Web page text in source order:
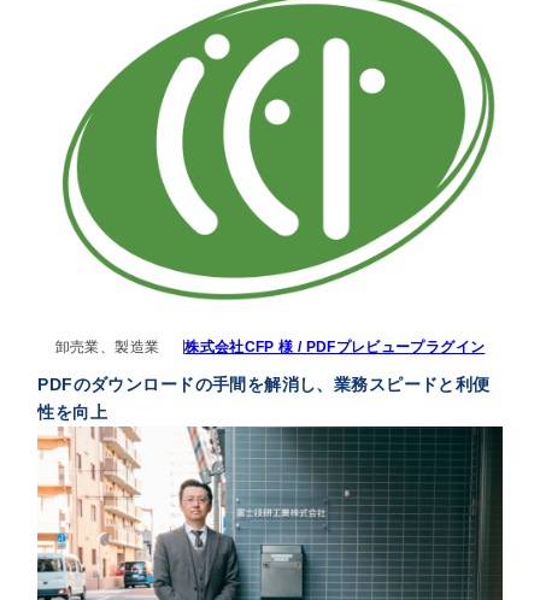
卸売業、製造業 株式会社CFP 様 / PDFプレビュープラグイン
PDFのダウンロードの手間を解消し、業務スピードと利便
性を向上